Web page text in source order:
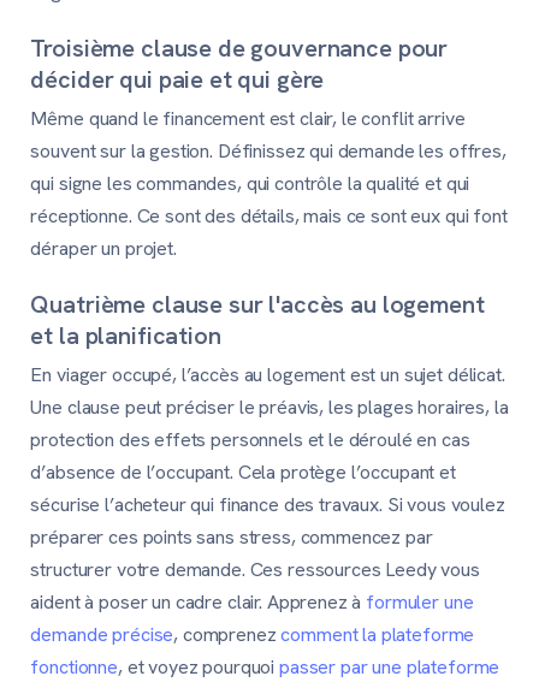
Troisième clause de gouvernance pour
décider qui paie et qui gère
Même quand le financement est clair, le conflit arrive
souvent sur la gestion. Définissez qui demande les offres,
qui signe les commandes, qui contrôle la qualité et qui
réceptionne. Ce sont des détails, mais ce sont eux qui font
déraper un projet.
Quatrième clause sur l'accès au logement
et la planification
En viager occupé, l’accès au logement est un sujet délicat.
Une clause peut préciser le préavis, les plages horaires, la
protection des effets personnels et le déroulé en cas
d’absence de l’occupant. Cela protège l’occupant et
sécurise l’acheteur qui finance des travaux. Si vous voulez
préparer ces points sans stress, commencez par
structurer votre demande. Ces ressources Leedy vous
aident à poser un cadre clair. Apprenez à formuler une
demande précise, comprenezcomment la plateforme
fonctionne, et voyez pourquoi passer par une plateforme